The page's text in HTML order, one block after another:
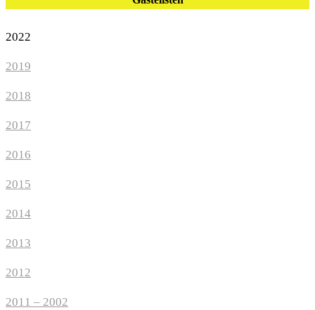
2022
2019
2018
2017
2016
2015
2014
2013
2012
2011 – 2002